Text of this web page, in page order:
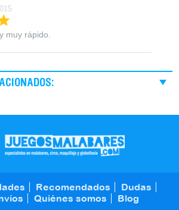
muy rápido.
Recomendados
Dudas
Quiénes somos Blog